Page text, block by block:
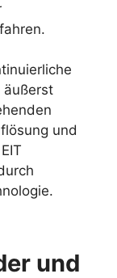
äußerst
und
und